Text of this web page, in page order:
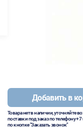
Добавить в
Товара нет в наличии, уточняйте
поставки под заказ по телефону+7
по кнопке "Заказать звонок"